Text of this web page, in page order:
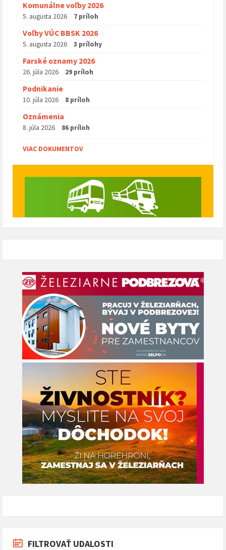
Komunálne voľby 2026
5. augusta 2026 7 príloh
Voľby VÚC BBSK 2026
5. augusta 2026 3 prílohy
Farské oznamy 2026
26. júla 2026 29 príloh
Podnikanie
10. júla 2026 8 príloh
Oznámenia
8. júla 2026 86 príloh
VIAC DOKUMENTOV
FILTROVAŤ UDALOSTI